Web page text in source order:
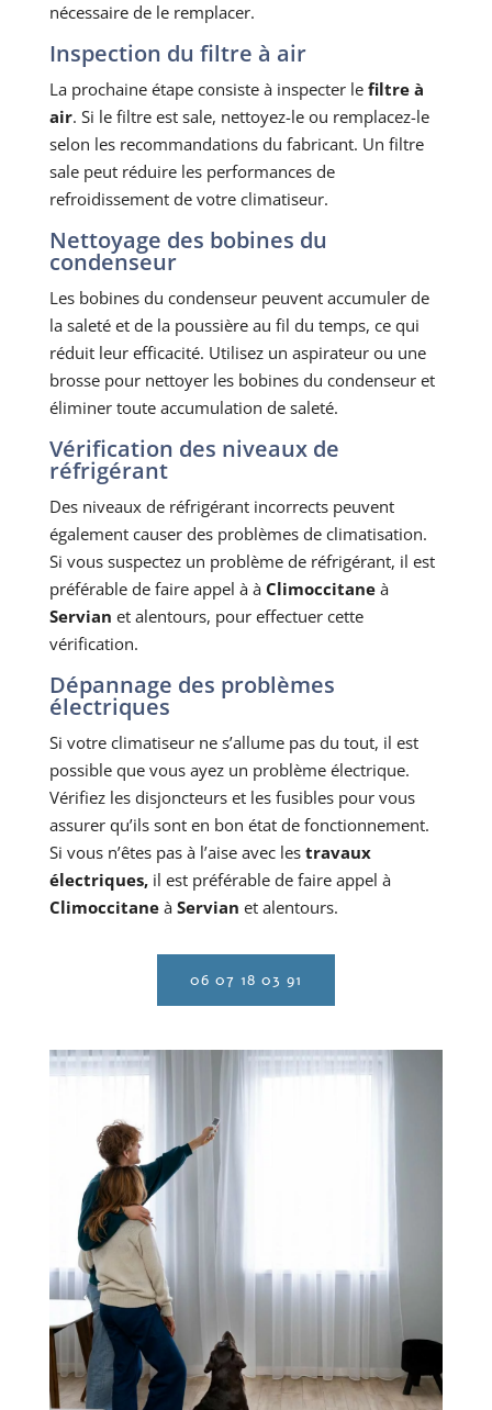
nécessaire de le remplacer.
Inspection du filtre à air
La prochaine étape consiste à inspecter lefiltre à
air. Si le filtre est sale, nettoyez-le ou remplacez-le
selon les recommandations du fabricant. Un filtre
sale peut réduire les performances de
refroidissement de votre climatiseur.
Nettoyage des bobines du
condenseur
Les bobines du condenseur peuvent accumuler de
la saleté et de la poussière au fil du temps, ce qui
réduit leur efficacité. Utilisez un aspirateur ou une
brosse pour nettoyer les bobines du condenseur et
éliminer toute accumulation de saleté.
Vérification des niveaux de
réfrigérant
Des niveaux de réfrigérant incorrects peuvent
également causer des problèmes de climatisation.
Si vous suspectez un problème de réfrigérant, il est
préférable de faire appel à à Climoccitaneà
Servian et alentours, pour effectuer cette
vérification.
Dépannage des problèmes
électriques
Si votre climatiseur ne s’allume pas du tout, il est
possible que vous ayez un problème électrique.
Vérifiez les disjoncteurs et les fusibles pour vous
assurer qu’ils sont en bon état de fonctionnement.
Si vous n’êtes pas à l’aise avec les travaux
électriques,il est préférable de faire appel à
Climoccitaneà Servian et alentours.
06 07 18 03 91